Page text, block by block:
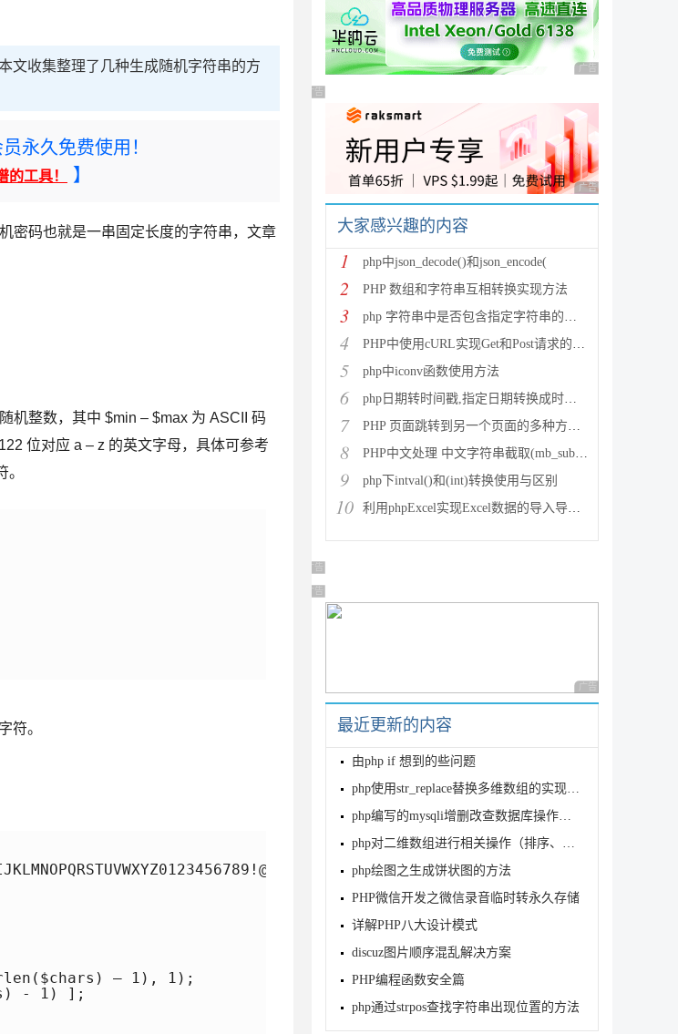
文收集整理了几种生成随机字符串的方
永久免费使用！
工具！ 】
密码也就是一串固定长度的字符串，文章
机整数，其中 $min – $max 为 ASCII 码
位对应 a – z 的英文字母，具体可参考
符。
_ []{}<>~`+=,.;:/?|';
– 1), 1);
- 1) ];
广告 商业广告，理性
广告 商业广告，理性选择
广告 商业广告，理性
大家感兴趣的内容
1 php中json_decode()和json_encode(
2 PHP 数组和字符串互相转换实现方法
3 php 字符串中是否包含指定字符串的多种方法
4 PHP中使用cURL实现Get和Post请求的方法
5 php中iconv函数使用方法
6 php日期转时间戳,指定日期转换成时间戳
7 PHP 页面跳转到另一个页面的多种方法方法总结
8 PHP中文处理 中文字符串截取(mb_substr)和获取中
9 php下intval()和(int)转换使用与区别
10 利用phpExcel实现Excel数据的导入导出(全步骤详细
广告 商业广告，理性选择
广告 商业广告，理性选择
广告 商业广告，理性
最近更新的内容
由php if 想到的些问题
php使用str_replace替换多维数组的实现方法分析
php编写的mysqli增删改查数据库操作类示例
php对二维数组进行相关操作（排序、转换、去空白等）
php绘图之生成饼状图的方法
PHP微信开发之微信录音临时转永久存储
详解PHP八大设计模式
discuz图片顺序混乱解决方案
PHP编程函数安全篇
php通过strpos查找字符串出现位置的方法